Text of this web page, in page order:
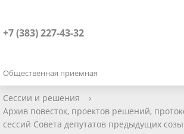
+7 (383) 227-43-32
Общественная приемная
Сессии и решения
›
Архив повесток, проектов решений,
сессий Совета депутатов предыдущих